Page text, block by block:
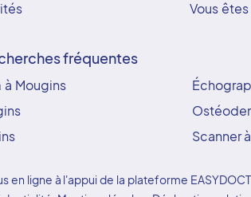
Vous
fréquentes
Mougins
Scanner
ligne à l'appui de la plateforme